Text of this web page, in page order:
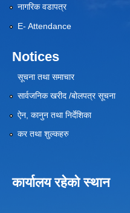
नागरिक वडापत्र
E- Attendance
Notices
सूचना तथा समाचार
सार्वजनिक खरीद /बोलपत्र सूचना
ऐन, कानुन तथा निर्देशिका
कर तथा शुल्कहरु
कार्यालय रहेको स्थान